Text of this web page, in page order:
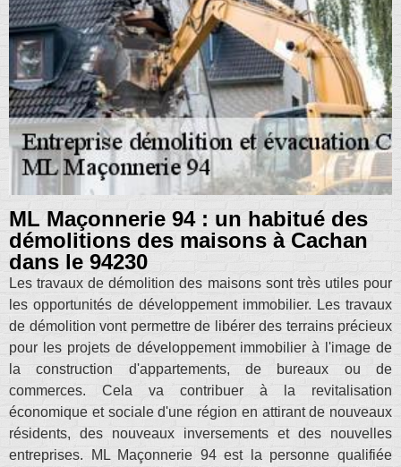
ML Maçonnerie 94 : un habitué des
démolitions des maisons à Cachan
dans le 94230
Les travaux de démolition des maisons sont très utiles pour
les opportunités de développement immobilier. Les travaux
de démolition vont permettre de libérer des terrains précieux
pour les projets de développement immobilier à l'image de
la construction d'appartements, de bureaux ou de
commerces. Cela va contribuer à la revitalisation
économique et sociale d'une région en attirant de nouveaux
résidents, des nouveaux inversements et des nouvelles
entreprises. ML Maçonnerie 94 est la personne qualifiée